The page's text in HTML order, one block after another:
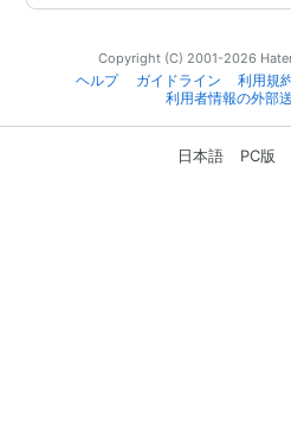
Copyright (C) 2001-2026
ヘルプ
ガイドライン 利用規
利用者情報の外部
日本語 PC版